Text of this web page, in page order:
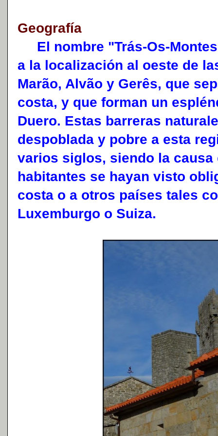
Geografía
El nombre "Trás-Os-
a la localización al oeste de
Marão, Alvão y Gerês, que
costa, y que forman un
Duero. Estas barreras
despoblada y pobre a esta
varios siglos, siendo la causa
habitantes se hayan visto
costa o a otros países tales
Luxemburgo o Suiza.